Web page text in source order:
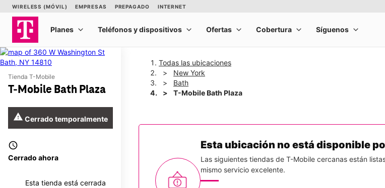
Tienda T-Mobile
T-Mobile Bath Plaza
warning Cerrado temporalmente
access_time
Cerrado ahora
Esta tienda está cerrada
Todas las ubicaciones
New York
Bath
T-Mobile Bath Plaza
Esta ubicación no está disponible
Las siguientes tiendas de T-Mobile cercanas están
mismo servicio excelente.